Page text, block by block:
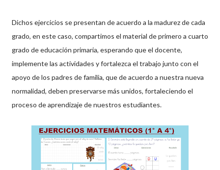
Dichos ejercicios se presentan de acuerdo a la madurez de cada
grado, en este caso, compartimos el material de primero a cuarto
grado de educación primaria, esperando que el docente,
implemente las actividades y fortalezca el trabajo junto con el
apoyo de los padres de familia, que de acuerdo a nuestra nueva
normalidad, deben preservarse más unidos, fortaleciendo el
proceso de aprendizaje de nuestros estudiantes.